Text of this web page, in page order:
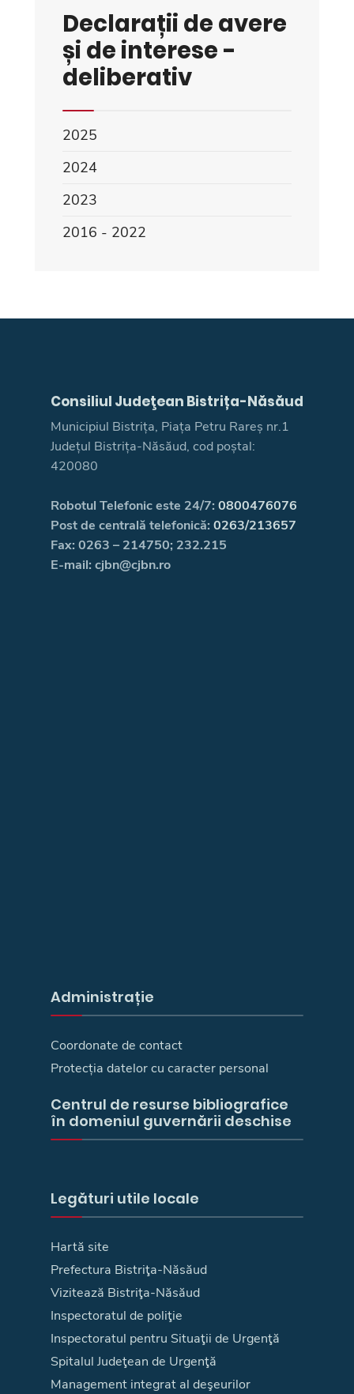
Declarații de avere
și de interese -
deliberativ
2025
2024
2023
2016 - 2022
Consiliul Judeţean Bistrița-Năsăud
Municipiul Bistrița, Piața Petru Rareș nr.1
Județul Bistrița-Năsăud, cod poștal:
420080
Robotul Telefonic este 24/7: 0800476076
Post de centrală telefonică: 0263/213657
Fax: 0263 – 214750; 232.215
E-mail: cjbn@cjbn.ro
Administrație
Coordonate de contact
Protecția datelor cu caracter personal
Centrul de resurse bibliografice
în domeniul guvernării deschise
Legături utile locale
Hartă site
Prefectura Bistriţa-Năsăud
Vizitează Bistriţa-Năsăud
Inspectoratul de poliţie
Inspectoratul pentru Situaţii de Urgenţă
Spitalul Judeţean de Urgenţă
Management integrat al deşeurilor